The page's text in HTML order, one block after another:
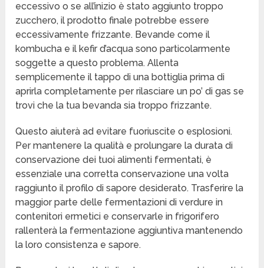
eccessivo o se all’inizio è stato aggiunto troppo
zucchero, il prodotto finale potrebbe essere
eccessivamente frizzante. Bevande come il
kombucha e il kefir d’acqua sono particolarmente
soggette a questo problema. Allenta
semplicemente il tappo di una bottiglia prima di
aprirla completamente per rilasciare un po’ di gas se
trovi che la tua bevanda sia troppo frizzante.
Questo aiuterà ad evitare fuoriuscite o esplosioni.
Per mantenere la qualità e prolungare la durata di
conservazione dei tuoi alimenti fermentati, è
essenziale una corretta conservazione una volta
raggiunto il profilo di sapore desiderato. Trasferire la
maggior parte delle fermentazioni di verdure in
contenitori ermetici e conservarle in frigorifero
rallenterà la fermentazione aggiuntiva mantenendo
la loro consistenza e sapore.